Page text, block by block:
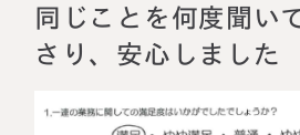
同じことを何度聞い
さり、安心しました